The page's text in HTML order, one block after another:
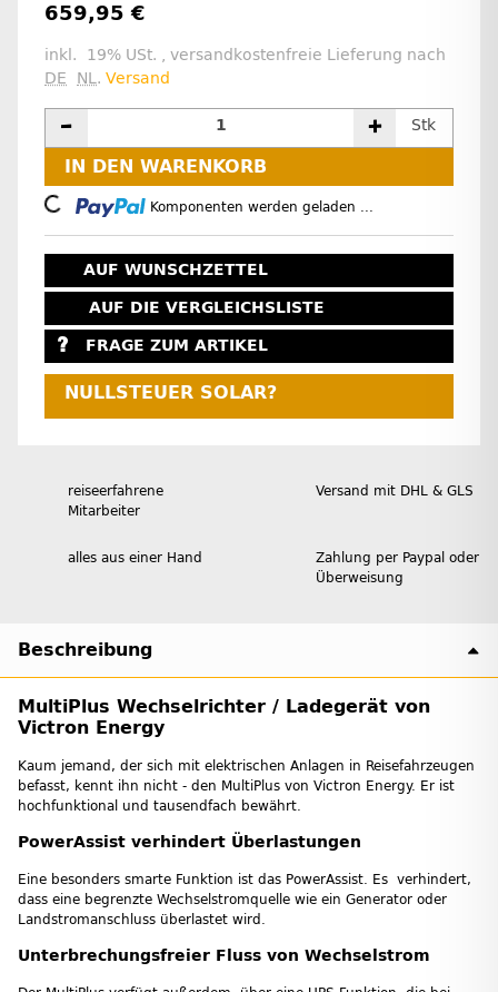
659,95 €
inkl. 19% USt. , versandkostenfreie Lieferung nach
DE
NL. Versand
Stk
IN DEN WARENKORB
Loading... Komponenten werden geladen ...
AUF WUNSCHZETTEL
AUF DIE VERGLEICHSLISTE
FRAGE ZUM ARTIKEL
NULLSTEUER SOLAR?
reiseerfahrene
Mitarbeiter
Versand mit DHL & GLS
alles aus einer Hand
Zahlung per Paypal oder
Überweisung
Beschreibung
MultiPlus Wechselrichter / Ladegerät von
Victron Energy
Kaum jemand, der sich mit elektrischen Anlagen in Reisefahrzeugen
befasst, kennt ihn nicht - den MultiPlus von Victron Energy. Er ist
hochfunktional und tausendfach bewährt.
PowerAssist verhindert Überlastungen
Eine besonders smarte Funktion ist das PowerAssist. Es verhindert,
dass eine begrenzte Wechselstromquelle wie ein Generator oder
Landstromanschluss überlastet wird.
Unterbrechungsfreier Fluss von Wechselstrom